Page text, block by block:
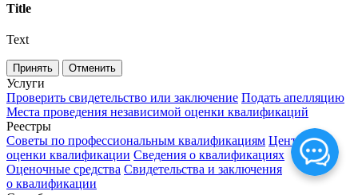
Title
Text
Принять Отменить
Услуги
Проверить свидетельство или заключение Подать апелляцию
Места проведения независимой оценки квалификаций
Реестры
Советы по профессиональным квалификациям Центры
оценки квалификации Сведения о квалификациях
Оценочные средства Свидетельства и заключения
о квалификации